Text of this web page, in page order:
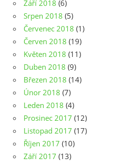
Září 2018 (6)
Srpen 2018 (5)
Červenec 2018 (1)
Červen 2018 (19)
Květen 2018 (11)
Duben 2018 (9)
Březen 2018 (14)
Únor 2018 (7)
Leden 2018 (4)
Prosinec 2017 (12)
Listopad 2017 (17)
Říjen 2017 (10)
Září 2017 (13)